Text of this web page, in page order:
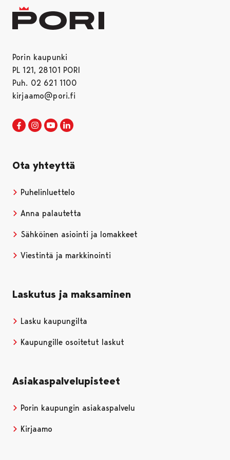
Porin kaupunki
PL 121, 28101 PORI
Puh. 02 621 1100
kirjaamo@pori.fi
Porin kaupunki Facebookissa
Avautuu uudessa välilehdessä
Porin kaupunki Instagramissa
Avautuu uudessa välilehdessä
Porin kaupunki Youtubessa
Avautuu uudessa välilehdessä
Ota yhteyttä
Puhelinluettelo
Anna palautetta
Sähköinen asiointi ja lomakkeet
Viestintä ja markkinointi
Laskutus ja maksaminen
Lasku kaupungilta
Kaupungille osoitetut laskut
Asiakaspalvelupisteet
Porin kaupungin asiakaspalvelu
Kirjaamo